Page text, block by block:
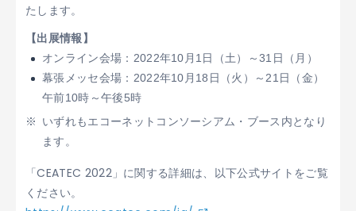
たします。
【出展情報】
オンライン会場：2022年10月1日（土）～31日（月）
幕張メッセ会場：2022年10月18日（火）～21日（金）
午前10時～午後5時
いずれもエコーネットコンソーシアム・ブース内となり
ます。
「CEATEC 2022」に関する詳細は、以下公式サイトをご覧
ください。